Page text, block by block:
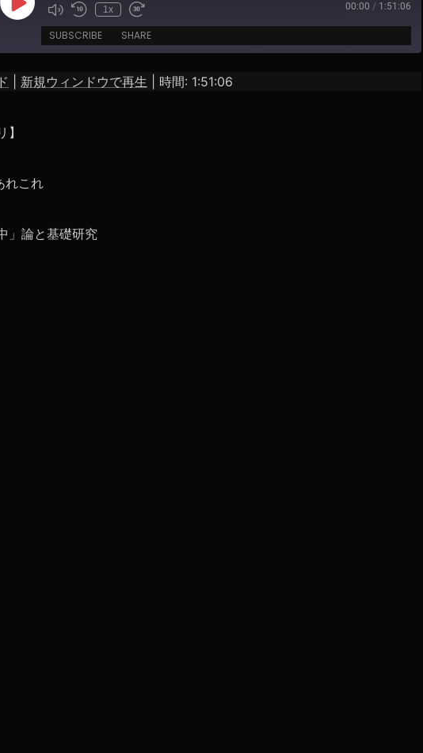
Play
Episode
1x 00:00 / 1:51:06
SUBSCRIBE SHARE
新規ウィンドウで再生 時間: 1:51:06
れこれ
」論と基礎研究